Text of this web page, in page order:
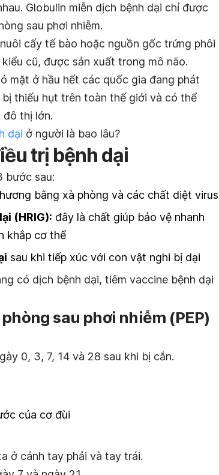
Globulin miễn dịch bệnh dại chỉ được
sau phơi nhiễm.
cấy tế bào hoặc nguồn gốc trứng phôi
cũ, được sản xuất trong mô não.
mặt ở hầu hết các quốc gia đang phát
thiếu hụt trên toàn thế giới và có thể
đô thị lớn.
dại ở người là bao lâu?
trị bệnh dại
bước sau:
bằng xà phòng và các chất diệt virus
(HRIG): đây là chất giúp bảo vệ nhanh
khắp cơ thể
sau khi tiếp xúc với con vật nghi bị dại
có dịch bệnh dại, tiêm vaccine bệnh dại
sau phơi nhiễm (PEP)
0, 3, 7, 14 và 28 sau khi bị cắn.
của cơ đùi
ở cánh tay phải và tay trái.